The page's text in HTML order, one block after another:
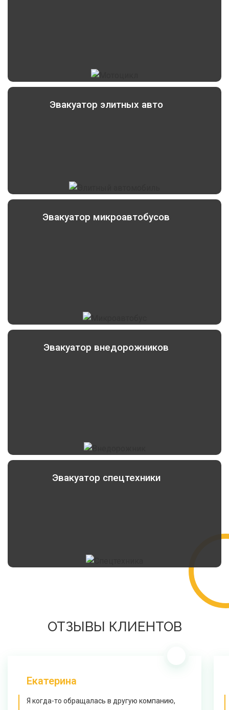
Эвакуатор элитных авто
Эвакуатор микроавтобусов
Эвакуатор внедорожников
Эвакуатор спецтехники
ОТЗЫВЫ КЛИЕНТОВ
Екатерина
Я когда-то обращалась в другую компанию,